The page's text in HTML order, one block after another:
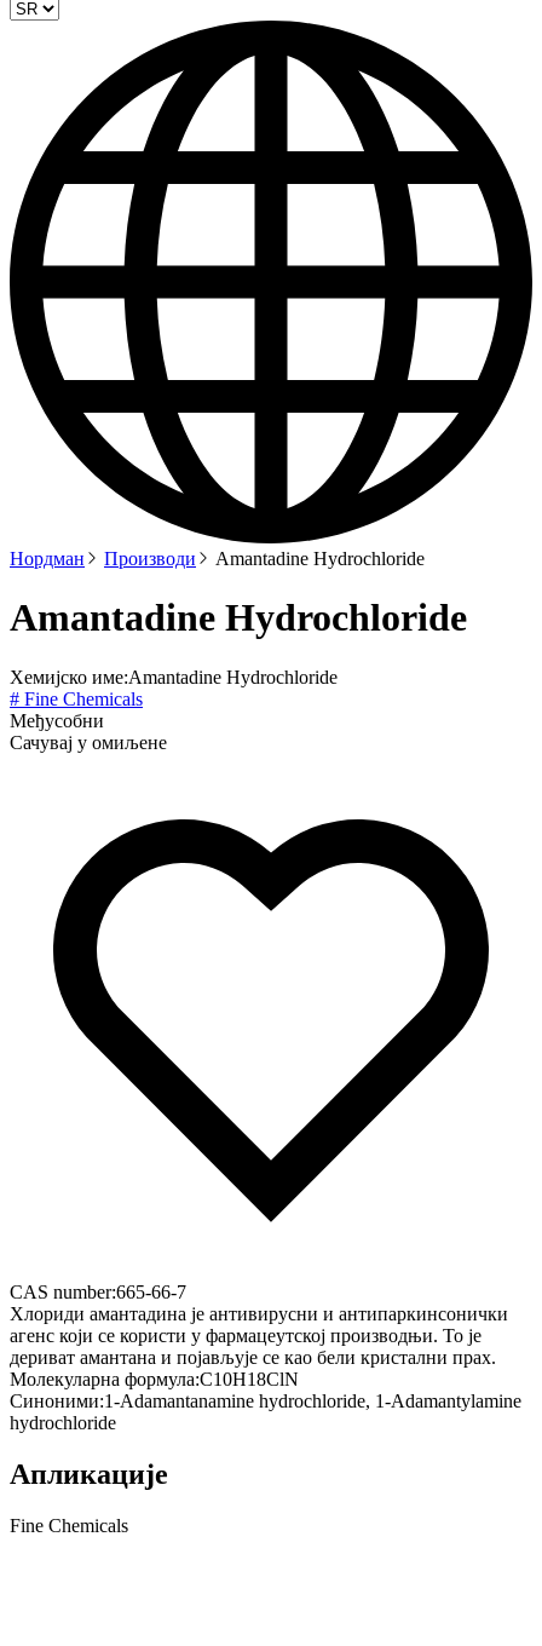
Нордман Производи Amantadine Hydrochloride
Amantadine Hydrochloride
Хемијско име:Amantadine Hydrochloride
# Fine Chemicals
Међусобни
Сачувај у омиљене
CAS number:665-66-7
Хлориди амантадина је антивирусни и антипаркинсонички
агенс који се користи у фармацеутској производњи. То је
дериват амантана и појављује се као бели кристални прах.
Молекуларна формула:C10H18ClN
Синоними:1-Adamantanamine hydrochloride, 1-Adamantylamine
hydrochloride
Апликације
Fine Chemicals